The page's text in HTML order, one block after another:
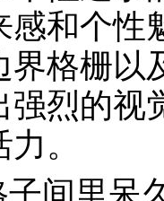
感和个性
界格栅以
强烈的视
。
间里呆